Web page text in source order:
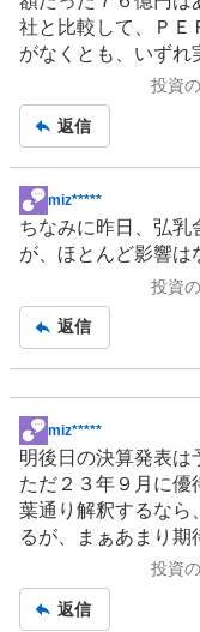
記
事
社と比較して、ＰＥ
がなくとも、いずれ
投資
返信
掲
示
板
miz*****
ちなみに昨日、弘乳
が、ほとんど影響は
投資
返信
掲
示
板
記
事
miz*****
明後日の決算発表は
ただ２３年９月に優
葉通り解釈するなら
るが、まぁあまり期
投資
返信